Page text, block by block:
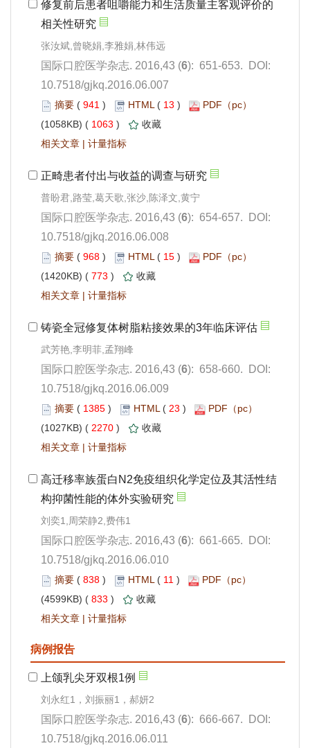
): 651-653. DOI:
10.7518/gjkq.2016.06.007
941 ) 13 )
1063 )
|
): 654-657. DOI:
10.7518/gjkq.2016.06.008
968 ) 15 )
773 )
|
): 658-660. DOI:
10.7518/gjkq.2016.06.009
1385 ) 23 )
2270 )
|
): 661-665. DOI:
10.7518/gjkq.2016.06.010
838 ) 11 )
833 )
|
): 666-667. DOI:
10.7518/gjkq.2016.06.011